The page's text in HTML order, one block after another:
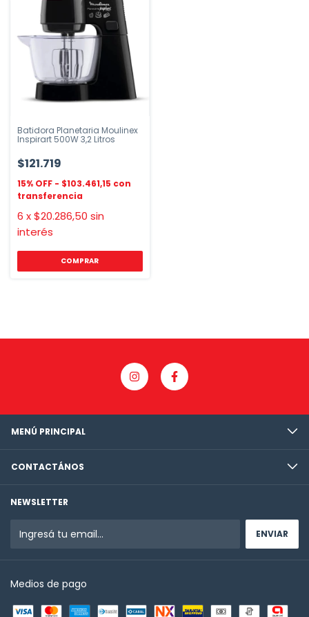
Batidora Planetaria Moulinex
Inspirart 500W 3,2 Litros
$121.719
$103.461,15
6 x$20.286,50 sin
interés
COMPRAR
MENÚ PRINCIPAL
CONTACTÁNOS
NEWSLETTER
Medios de pago